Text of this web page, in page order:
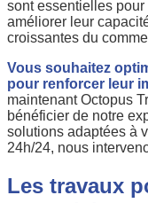
sont essentielles
améliorer leur
croissantes du
Vous souhaitez
pour renforcer leur
maintenant Octopus
bénéficier de notre
solutions adaptées à
24h/24, nous
Les travaux